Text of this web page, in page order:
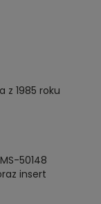
z 1985 roku
50148
insert